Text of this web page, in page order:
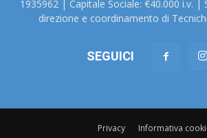
1935962 | Capitale Sociale: €40.000 i.v. |
direzione e coordinamento di
SEGUICI
Privacy Informativa